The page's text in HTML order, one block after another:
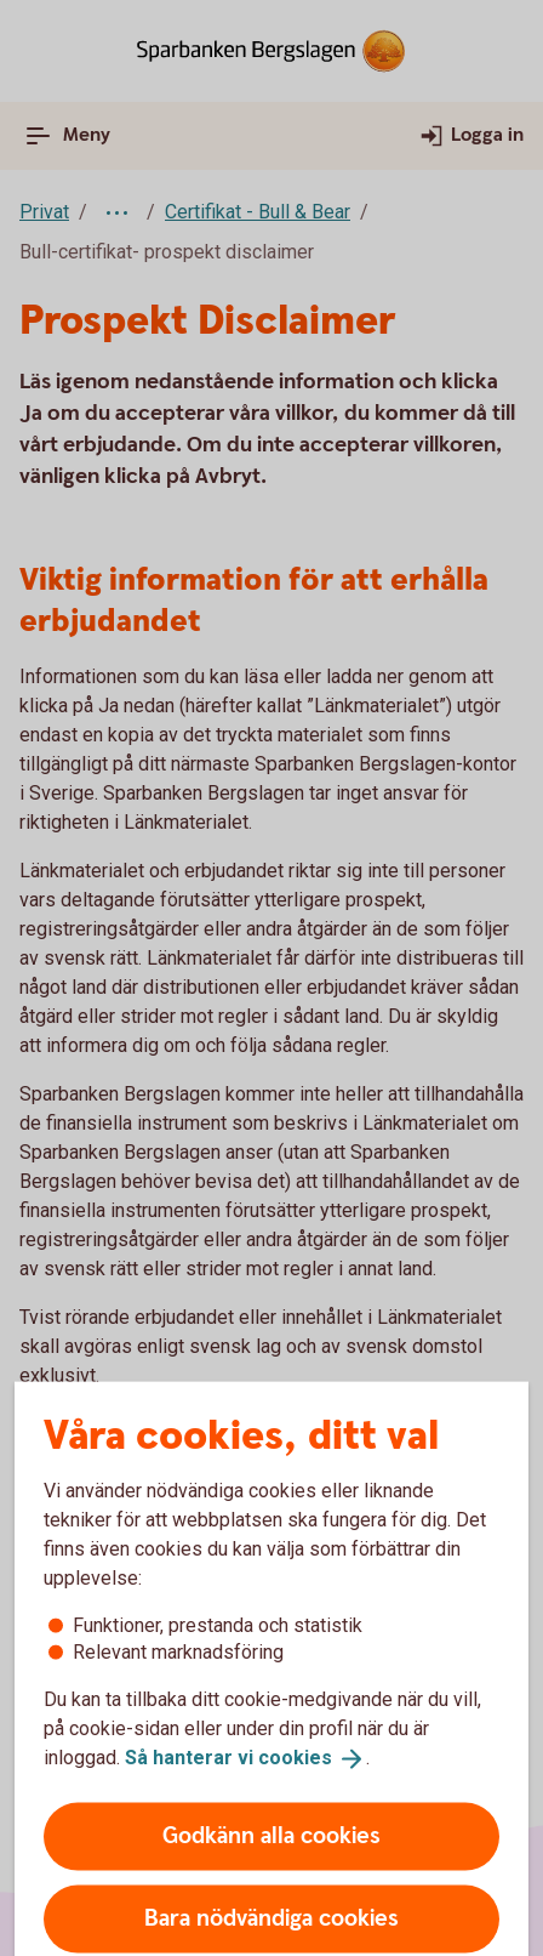
Meny Logga in
Privat
Certifikat - Bull & Bear
Bull-certifikat- prospekt disclaimer
Prospekt Disclaimer
Läs igenom nedanstående information och klicka
Ja om du accepterar våra villkor, du kommer då till
vårt erbjudande. Om du inte accepterar villkoren,
vänligen klicka på Avbryt.
Viktig information för att erhålla
erbjudandet
Informationen som du kan läsa eller ladda ner genom att
klicka på Ja nedan (härefter kallat ”Länkmaterialet”) utgör
endast en kopia av det tryckta materialet som finns
tillgängligt på ditt närmaste Sparbanken Bergslagen-kontor
i Sverige. Sparbanken Bergslagen tar inget ansvar för
riktigheten i Länkmaterialet.
Länkmaterialet och erbjudandet riktar sig inte till personer
vars deltagande förutsätter ytterligare prospekt,
registreringsåtgärder eller andra åtgärder än de som följer
av svensk rätt. Länkmaterialet får därför inte distribueras till
något land där distributionen eller erbjudandet kräver sådan
åtgärd eller strider mot regler i sådant land. Du är skyldig
att informera dig om och följa sådana regler.
Sparbanken Bergslagen kommer inte heller att tillhandahålla
de finansiella instrument som beskrivs i Länkmaterialet om
Sparbanken Bergslagen anser (utan att Sparbanken
Bergslagen behöver bevisa det) att tillhandahållandet av de
finansiella instrumenten förutsätter ytterligare prospekt,
registreringsåtgärder eller andra åtgärder än de som följer
av svensk rätt eller strider mot regler i annat land.
Tvist rörande erbjudandet eller innehållet i Länkmaterialet
skall avgöras enligt svensk lag och av svensk domstol
exklusivt.
I enlighet med det ovanstående kan Länkmaterialet endast
erhållas av personer som har hemvist i Sverige. Om du är
bosatt i Sverige och accepterar villkoren ovan klicka på
”JA” nedan. Om du inte är bosatt i Sverige eller om du inte
accepterar villkoren klicka på ”AVBRYT” nedan.
Våra cookies, ditt val
Vi använder nödvändiga cookies eller liknande
tekniker för att webbplatsen ska fungera för dig. Det
finns även cookies du kan välja som förbättrar din
upplevelse:
Funktioner, prestanda och statistik
Relevant marknadsföring
Du kan ta tillbaka ditt cookie-medgivande när du vill,
på cookie-sidan eller under din profil när du är
inloggad. Så hanterar vi cookies .
Godkänn alla cookies
Bara nödvändiga cookies